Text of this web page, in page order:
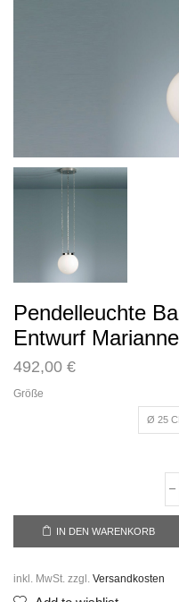
Pendelleuchte
Entwurf
492,00 €
Größe
Ø 25
IN DEN WARENKORB
inkl. MwSt. zzgl. Versandkosten